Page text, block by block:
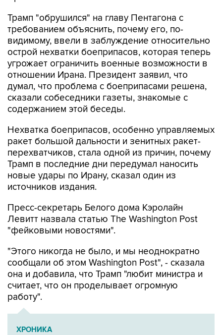
Трамп "обрушился" на главу Пентагона с
требованием объяснить, почему его, по-
видимому, ввели в заблуждение относительно
острой нехватки боеприпасов, которая теперь
угрожает ограничить военные возможности в
отношении Ирана. Президент заявил, что
думал, что проблема с боеприпасами решена,
сказали собеседники газеты, знакомые с
содержанием этой беседы.
Нехватка боеприпасов, особенно управляемых
ракет большой дальности и зенитных ракет-
перехватчиков, стала одной из причин, почему
Трамп в последние дни передумал наносить
новые удары по Ирану, сказал один из
источников издания.
Пресс-секретарь Белого дома Кэролайн
Левитт назвала статью The Washington Post
"фейковыми новостями".
"Этого никогда не было, и мы неоднократно
сообщали об этом Washington Post", - сказала
она и добавила, что Трамп "любит министра и
считает, что он проделывает огромную
работу".
ХРОНИКА